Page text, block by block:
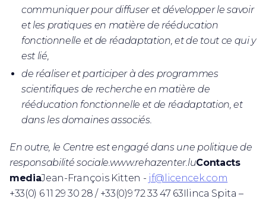
communiquer pour diffuser et développer le savoir
et les pratiques en matière de rééducation
fonctionnelle et de réadaptation, et de tout ce qui y
est lié,
de réaliser et participer à des programmes
scientifiques de recherche en matière de
rééducation fonctionnelle et de réadaptation, et
dans les domaines associés.
En outre, le Centre est engagé dans une politique de
responsabilité sociale.www.rehazenter.luContacts
mediaJean-François Kitten - jf@licencek.com
+33(0) 6 11 29 30 28 / +33(0)9 72 33 47 63Ilinca Spita –